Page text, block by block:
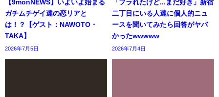
【9monNEWS】いよいよ始まる
ガチムチゲイ達の恋リアと
は！？【ゲスト：NAWOTO・
TAKA】
2026年7月5日
「フラれたけど...まだ好き」新宿
二丁目にいる人達に個人的ニュ
ースを聞いてみたら回答がヤバ
かったwwwww
2026年7月4日